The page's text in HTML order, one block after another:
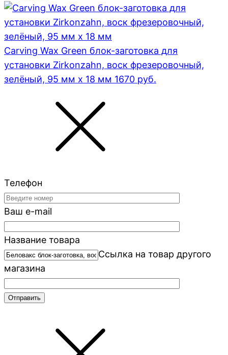
Carving Wax Green блок-заготовка для
установки Zirkonzahn, воск фрезеровочный,
зелёный, 95 мм x 18 мм 1670 руб.
Телефон
Ваш e-mail
Название товара
Ссылка на товар другого
магазина